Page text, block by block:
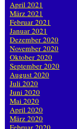
April 2021
März 2021
Februar 2021
Januar 2021
Dezember 2020
November 2020
Oktober 2020
September 2020
August 2020
Juli 2020
Juni 2020
Mai 2020
April 2020
März 2020
Februar 2020